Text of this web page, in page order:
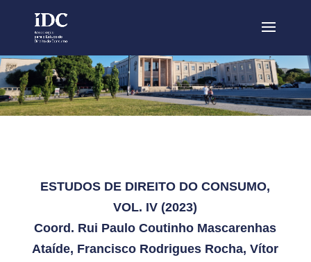
ESTUDOS DE DIREITO DO CONSUMO,
VOL. IV (2023)
Coord. Rui Paulo Coutinho Mascarenhas
Ataíde, Francisco Rodrigues Rocha, Vítor